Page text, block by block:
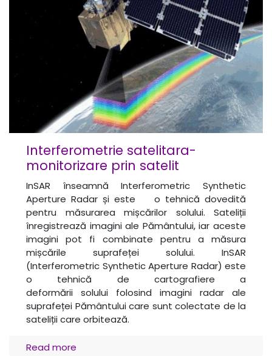
Interferometrie satelitara-
monitorizare prin satelit
​InSAR înseamnă Interferometric Synthetic
Aperture Radar și este o tehnică dovedită
pentru măsurarea mișcărilor solului. Sateliții
înregistrează imagini ale Pământului, iar aceste
imagini pot fi combinate pentru a măsura
mișcările suprafeței solului. InSAR
(Interferometric Synthetic Aperture Radar) este
o tehnică de cartografiere a
deformării solului folosind imagini radar ale
suprafeței Pământului care sunt colectate de la
sateliții care orbitează.
Read more